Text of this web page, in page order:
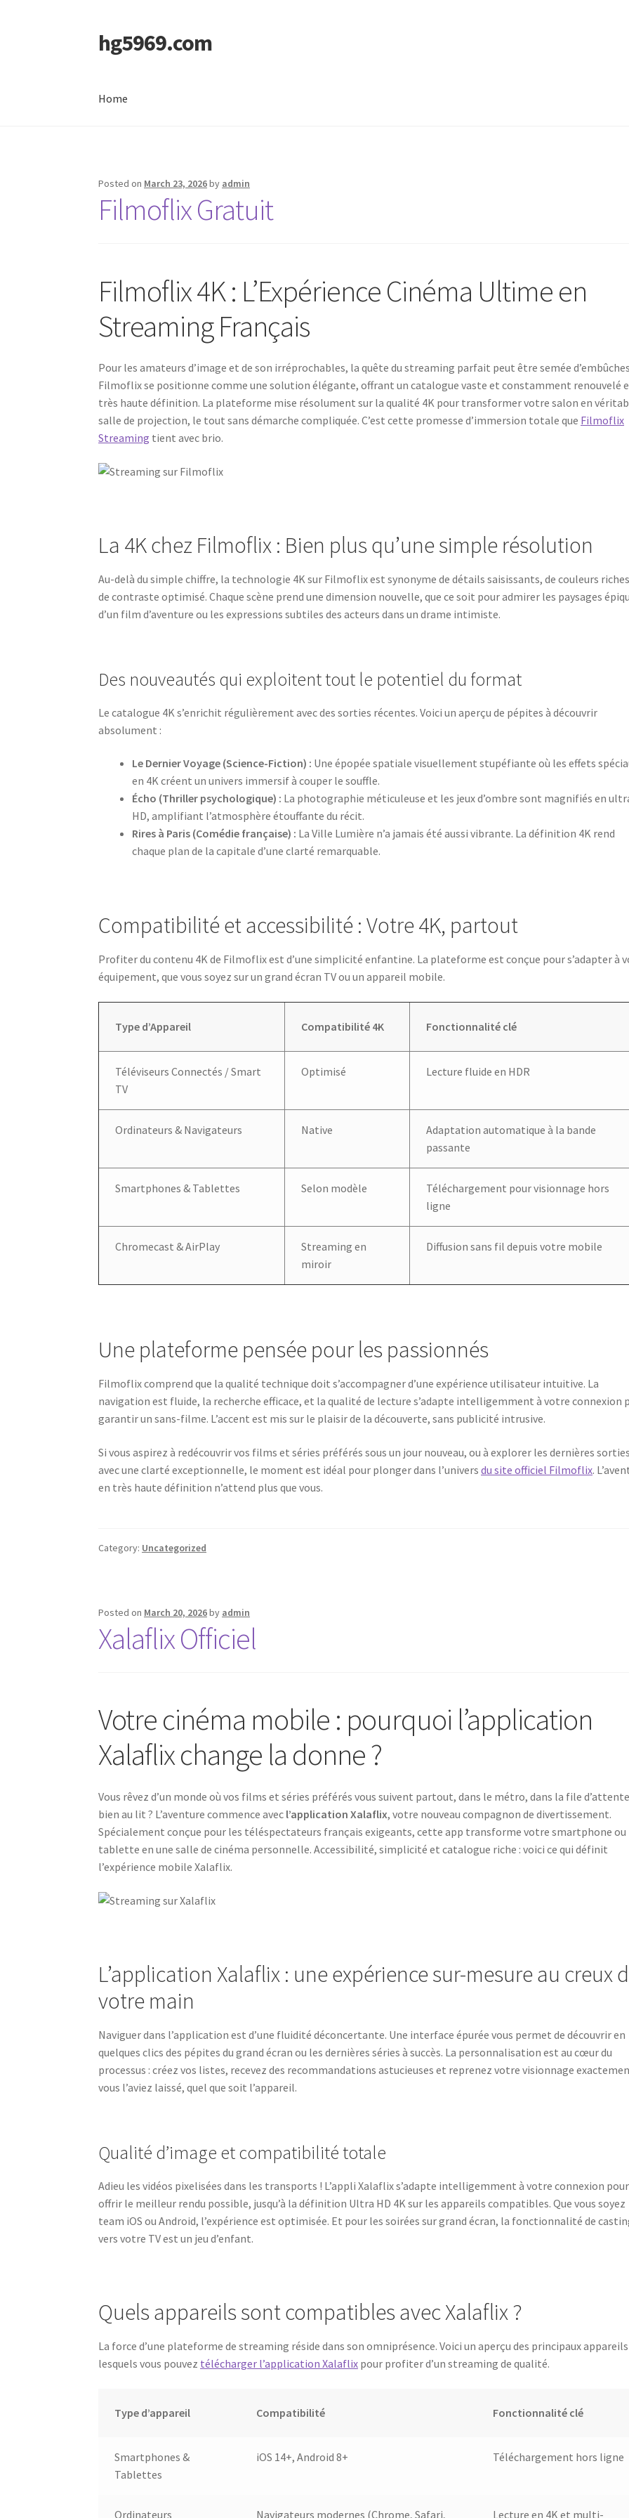
Skip
to
Skip
to
hg5969.com
Home
Posted on March 23, 2026by admin
Filmoflix Gratuit
Filmoflix 4K : L’Expérience Cinéma Ultime en
Streaming Français
Pour les amateurs d’image et de son irréprochables, la quête du streaming parfait peut être semée
Filmoflix se positionne comme une solution élégante, offrant un catalogue vaste et constamment renouvelé
très haute définition. La plateforme mise résolument sur la qualité 4K pour transformer votre salon en
salle de projection, le tout sans démarche compliquée. C’est cette promesse d’immersion totale que Filmoflix
Streaming tient avec brio.
La 4K chez Filmoflix : Bien plus qu’une simple résolution
Au-delà du simple chiffre, la technologie 4K sur Filmoflix est synonyme de détails saisissants, de couleurs
de contraste optimisé. Chaque scène prend une dimension nouvelle, que ce soit pour admirer les paysages
d’un film d’aventure ou les expressions subtiles des acteurs dans un drame intimiste.
Des nouveautés qui exploitent tout le potentiel du format
Le catalogue 4K s’enrichit régulièrement avec des sorties récentes. Voici un aperçu de pépites à découvrir
absolument :
Le Dernier Voyage (Science-Fiction) : Une épopée spatiale visuellement stupéfiante où les effets
en 4K créent un univers immersif à couper le souffle.
Écho (Thriller psychologique) : La photographie méticuleuse et les jeux d’ombre sont magnifiés en
HD, amplifiant l’atmosphère étouffante du récit.
Rires à Paris (Comédie française) : La Ville Lumière n’a jamais été aussi vibrante. La définition 4K rend
chaque plan de la capitale d’une clarté remarquable.
Compatibilité et accessibilité : Votre 4K, partout
Profiter du contenu 4K de Filmoflix est d’une simplicité enfantine. La plateforme est conçue pour s’adapter à
équipement, que vous soyez sur un grand écran TV ou un appareil mobile.
Type d’Appareil Compatibilité 4K Fonctionnalité clé
Téléviseurs Connectés / Smart
TV
Optimisé Lecture fluide en HDR
Ordinateurs & Navigateurs Native
Adaptation automatique à la bande
passante
Smartphones & Tablettes Selon modèle
Téléchargement pour visionnage hors
ligne
Chromecast & AirPlay
Streaming en
miroir
Diffusion sans fil depuis votre mobile
Une plateforme pensée pour les passionnés
Filmoflix comprend que la qualité technique doit s’accompagner d’une expérience utilisateur intuitive. La
navigation est fluide, la recherche efficace, et la qualité de lecture s’adapte intelligemment à votre connexion
garantir un sans-filme. L’accent est mis sur le plaisir de la découverte, sans publicité intrusive.
Si vous aspirez à redécouvrir vos films et séries préférés sous un jour nouveau, ou à explorer les dernières
avec une clarté exceptionnelle, le moment est idéal pour plonger dans l’universdu site officiel Filmoflix.
en très haute définition n’attend plus que vous.
Category: Uncategorized
Posted on March 20, 2026by admin
Xalaflix Officiel
Votre cinéma mobile : pourquoi l’application
Xalaflix change la donne ?
Vous rêvez d’un monde où vos films et séries préférés vous suivent partout, dans le métro, dans la file
bien au lit ? L’aventure commence avec l’application Xalaflix, votre nouveau compagnon de divertissement.
Spécialement conçue pour les téléspectateurs français exigeants, cette app transforme votre smartphone ou
tablette en une salle de cinéma personnelle. Accessibilité, simplicité et catalogue riche : voici ce qui définit
l’expérience mobile Xalaflix.
L’application Xalaflix : une expérience sur-mesure au creux
votre main
Naviguer dans l’application est d’une fluidité déconcertante. Une interface épurée vous permet de découvrir en
quelques clics des pépites du grand écran ou les dernières séries à succès. La personnalisation est au cœur du
processus : créez vos listes, recevez des recommandations astucieuses et reprenez votre visionnage
vous l’aviez laissé, quel que soit l’appareil.
Qualité d’image et compatibilité totale
Adieu les vidéos pixelisées dans les transports ! L’appli Xalaflix s’adapte intelligemment à votre connexion pour
offrir le meilleur rendu possible, jusqu’à la définition Ultra HD 4K sur les appareils compatibles. Que vous soyez
team iOS ou Android, l’expérience est optimisée. Et pour les soirées sur grand écran, la fonctionnalité de
vers votre TV est un jeu d’enfant.
Quels appareils sont compatibles avec Xalaflix ?
La force d’une plateforme de streaming réside dans son omniprésence. Voici un aperçu des principaux
lesquels vous pouvez télécharger l’application Xalaflix pour profiter d’un streaming de qualité.
Type d’appareil Compatibilité Fonctionnalité clé
Smartphones &
Tablettes
iOS 14+, Android 8+ Téléchargement hors ligne
Ordinateurs Navigateurs modernes (Chrome, Safari, Lecture en 4K et multi-